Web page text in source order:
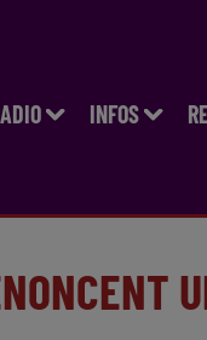
INFOS